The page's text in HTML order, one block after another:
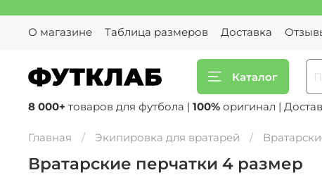
О магазине
Таблица размеров Доставка
Каталог
8 000+ товаров для футбола | 100% оригинал |
Главная Экипировка для вратарей
Вратарские перчатки 4 размер